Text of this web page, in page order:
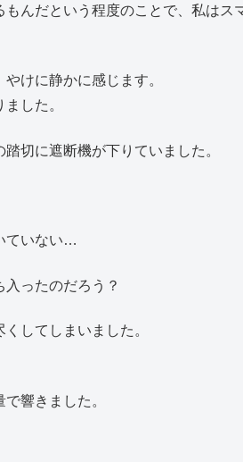
んだという程度のことで、私はス
けに静かに感じます。
した。
切に遮断機が下りていました。
ていない…
ったのだろう？
してしまいました。
響きました。